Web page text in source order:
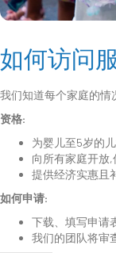
如何访问
我们知道每个家庭的情
资格:
为婴儿至5岁的
向所有家庭开放
提供经济实惠且
如何申请:
下载、填写申请
我们的团队将审